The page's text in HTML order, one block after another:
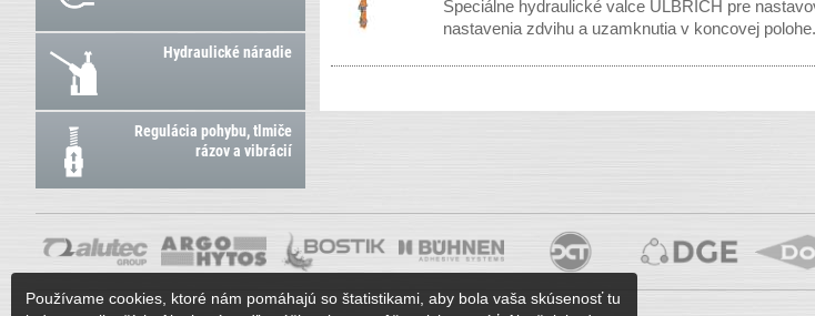
Hydraulické náradie
Regulácia pohybu, tlmiče
rázov a vibrácií
Špeciálne hydraulické valce ULBRICH pre
nastavenia zdvihu a uzamknutia v koncovej
Používame cookies, ktoré nám pomáhajú so štatistikami, aby bola vaša skúsenosť tu